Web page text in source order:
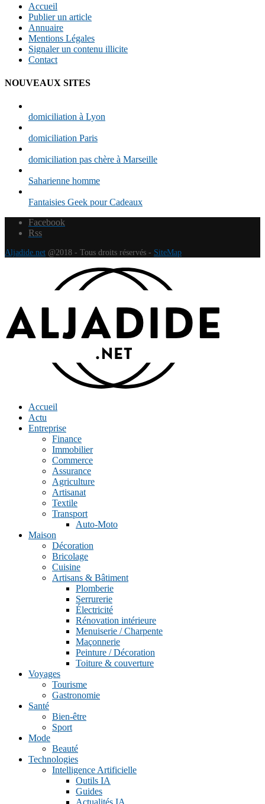
Accueil
Publier un article
Annuaire
Mentions Légales
Signaler un contenu illicite
Contact
NOUVEAUX SITES
domiciliation à Lyon
domiciliation Paris
domiciliation pas chère à Marseille
Saharienne homme
Fantaisies Geek pour Cadeaux
Facebook
Rss
Aljadide.net @2018 - Tous droits réservés - SiteMap
Accueil
Actu
Entreprise
Finance
Immobilier
Commerce
Assurance
Agriculture
Artisanat
Textile
Transport
Auto-Moto
Maison
Décoration
Bricolage
Cuisine
Artisans & Bâtiment
Plomberie
Serrurerie
Électricité
Rénovation intérieure
Menuiserie / Charpente
Maçonnerie
Peinture / Décoration
Toiture & couverture
Voyages
Tourisme
Gastronomie
Santé
Bien-être
Sport
Mode
Beauté
Technologies
Intelligence Artificielle
Outils IA
Guides